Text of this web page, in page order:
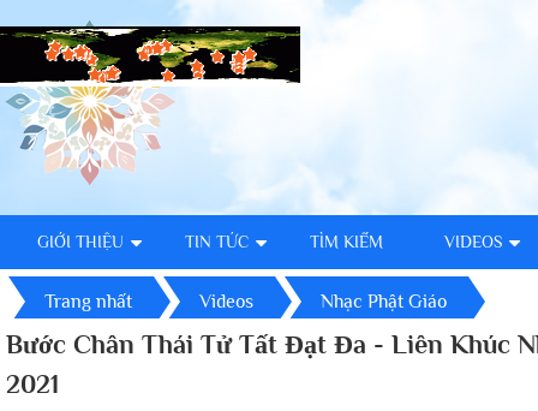
GIỚI THIỆU TIN TỨC TÌM KIẾM VIDEOS
Trang nhất Videos Nhạc Phật Giáo
Bước Chân Thái Tử Tất Đạt Đa - Liên Khúc
2021